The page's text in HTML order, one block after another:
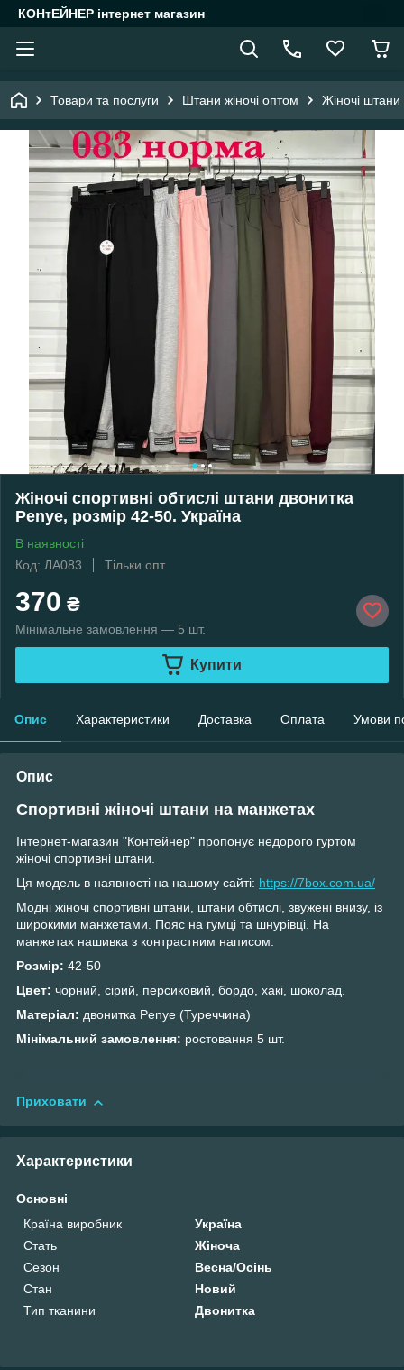
КОНтЕЙНЕР інтернет магазин
Товари та послуги Штани жіночі оптом Жіночі штани
Жіночі спортивні обтислі штани двонитка
Penye, розмір 42-50. Україна
В наявності
Код: ЛА083
Тільки опт
370 ₴
Мінімальне замовлення — 5 шт.
Купити
Опис Характеристики Доставка Оплата Умови
Опис
Спортивні жіночі штани на манжетах
Інтернет-магазин "Контейнер" пропонує недорого гуртом
жіночі спортивні штани.
Ця модель в наявності на нашому сайті: https://7box.com.ua/
Модні жіночі спортивні штани, штани обтислі, звужені внизу, із
широкими манжетами. Пояс на гумці та шнурівці. На
манжетах нашивка з контрастним написом.
Розмір: 42-50
Цвет: чорний, сірий, персиковий, бордо, хакі, шоколад.
Матеріал: двонитка Penye (Туреччина)
Мінімальний замовлення: ростовання 5 шт.
Приховати
Характеристики
Основні
Країна виробник
Україна
Стать
Жіноча
Сезон
Весна/Осінь
Стан
Новий
Тип тканини
Двонитка